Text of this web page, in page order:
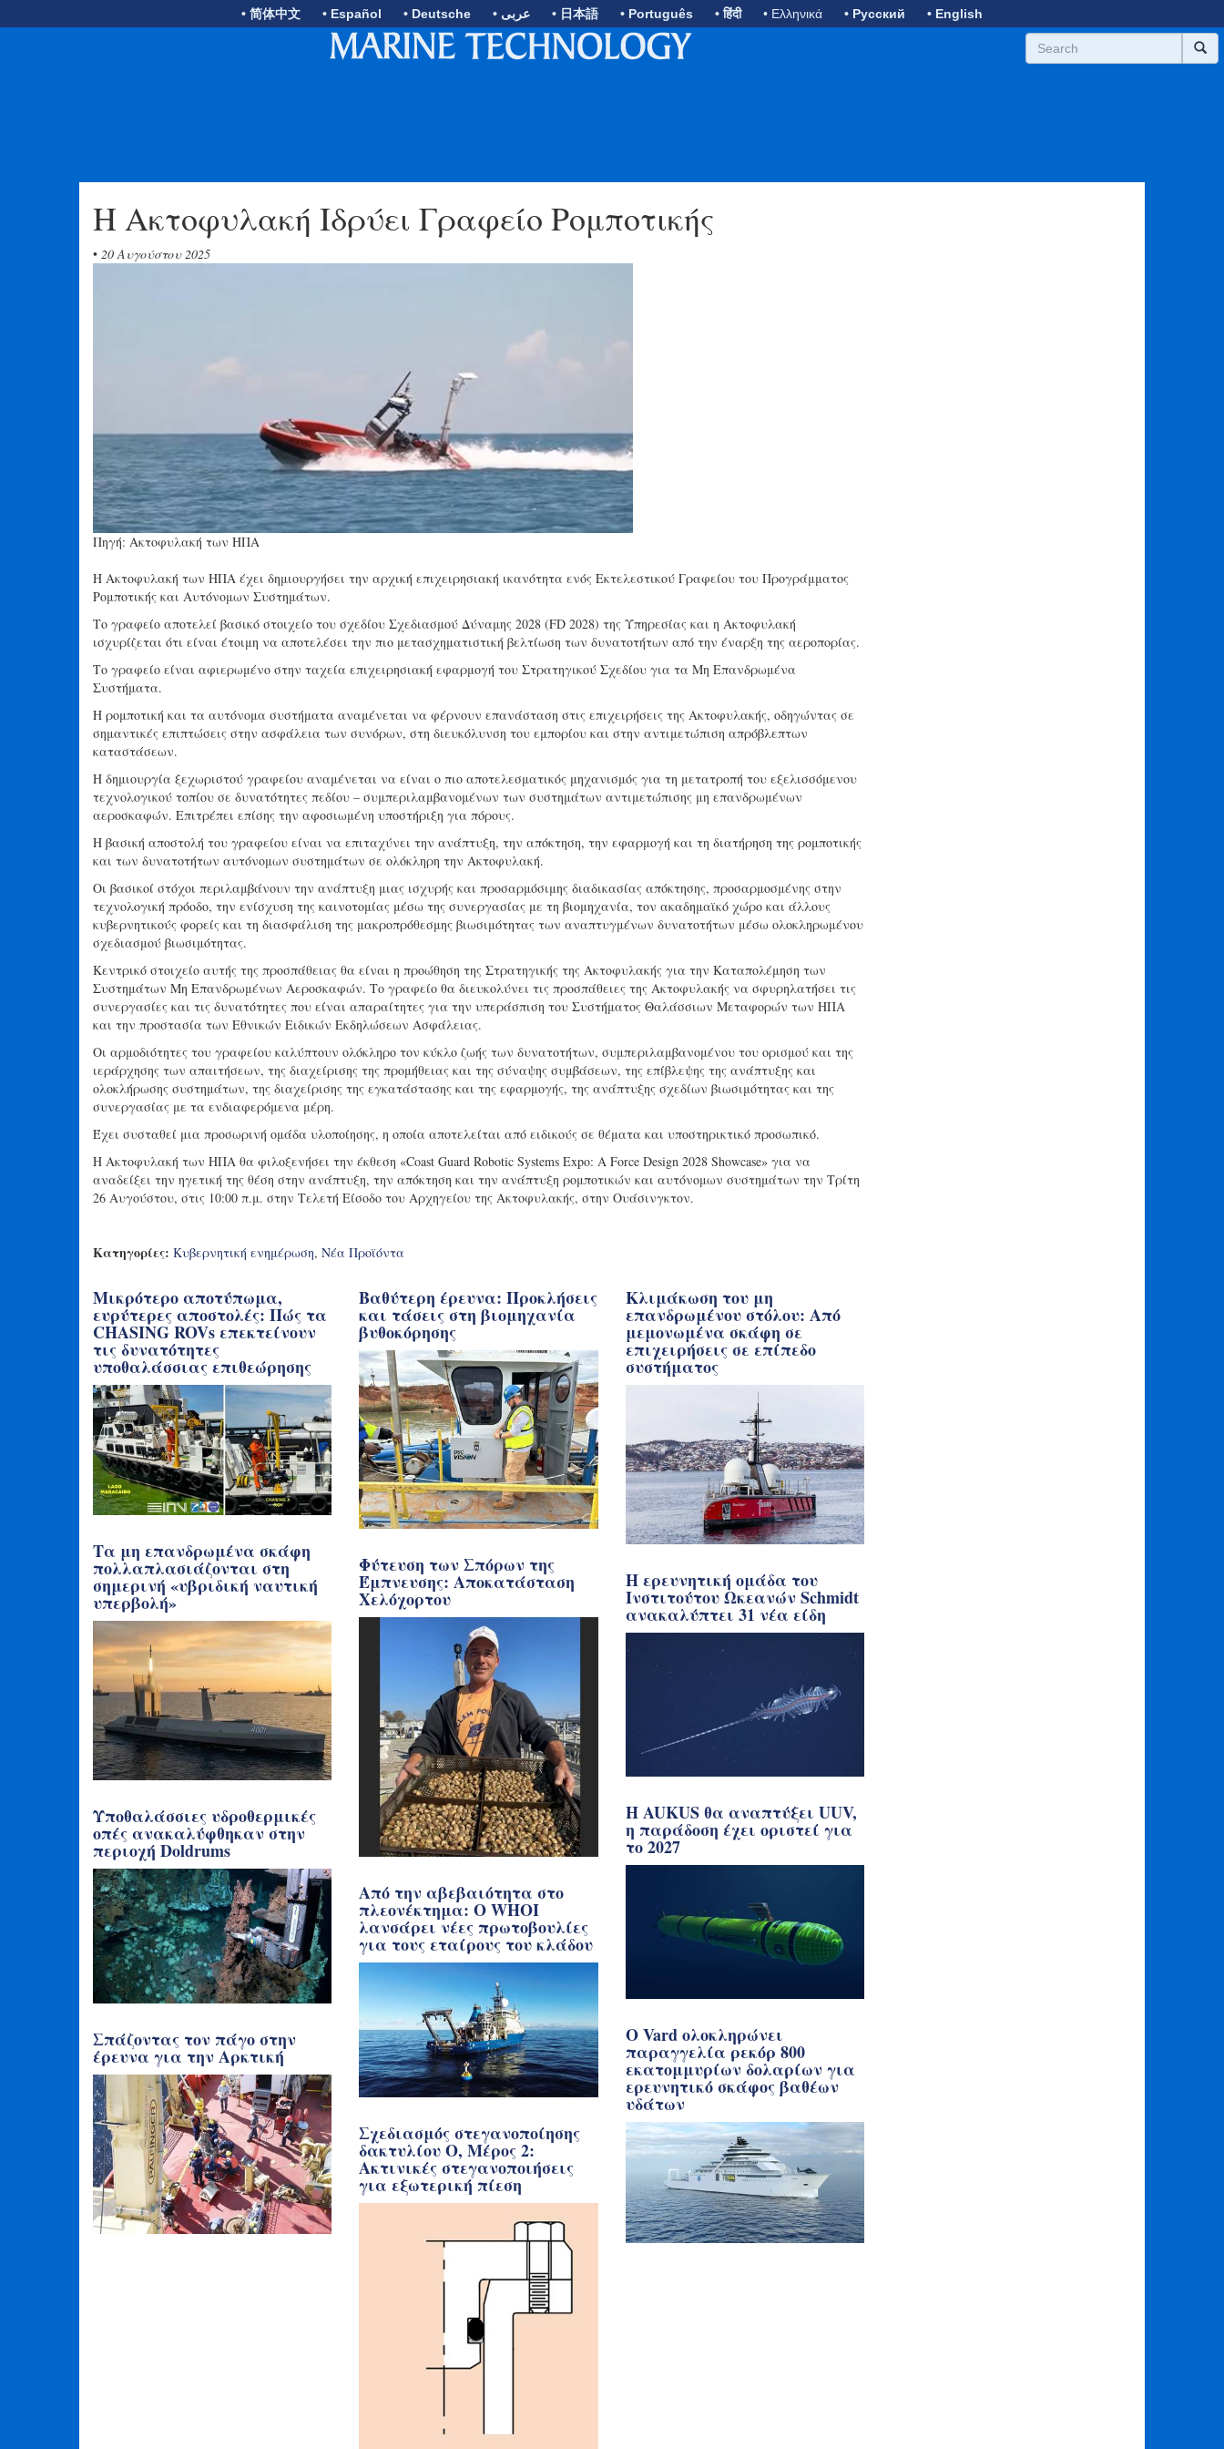
• 简体中文 • Español • Deutsche • عربى • 日本語 • Português • हिंदी • Ελληνικά • Русский • English
Η Ακτοφυλακή Ιδρύει Γραφείο Ρομποτικής
• 20 Αυγούστου 2025
Πηγή: Ακτοφυλακή των ΗΠΑ
Η Ακτοφυλακή των ΗΠΑ έχει δημιουργήσει την αρχική επιχειρησιακή ικανότητα ενός Εκτελεστικού Γραφείου του Προγράμματος
Ρομποτικής και Αυτόνομων Συστημάτων.
Το γραφείο αποτελεί βασικό στοιχείο του σχεδίου Σχεδιασμού Δύναμης 2028 (FD 2028) της Υπηρεσίας και η Ακτοφυλακή
ισχυρίζεται ότι είναι έτοιμη να αποτελέσει την πιο μετασχηματιστική βελτίωση των δυνατοτήτων από την έναρξη της αεροπορίας.
Το γραφείο είναι αφιερωμένο στην ταχεία επιχειρησιακή εφαρμογή του Στρατηγικού Σχεδίου για τα Μη Επανδρωμένα
Συστήματα.
Η ρομποτική και τα αυτόνομα συστήματα αναμένεται να φέρνουν επανάσταση στις επιχειρήσεις της Ακτοφυλακής, οδηγώντας σε
σημαντικές επιπτώσεις στην ασφάλεια των συνόρων, στη διευκόλυνση του εμπορίου και στην αντιμετώπιση απρόβλεπτων
καταστάσεων.
Η δημιουργία ξεχωριστού γραφείου αναμένεται να είναι ο πιο αποτελεσματικός μηχανισμός για τη μετατροπή του εξελισσόμενου
τεχνολογικού τοπίου σε δυνατότητες πεδίου – συμπεριλαμβανομένων των συστημάτων αντιμετώπισης μη επανδρωμένων
αεροσκαφών. Επιτρέπει επίσης την αφοσιωμένη υποστήριξη για πόρους.
Η βασική αποστολή του γραφείου είναι να επιταχύνει την ανάπτυξη, την απόκτηση, την εφαρμογή και τη διατήρηση της ρομποτικής
και των δυνατοτήτων αυτόνομων συστημάτων σε ολόκληρη την Ακτοφυλακή.
Οι βασικοί στόχοι περιλαμβάνουν την ανάπτυξη μιας ισχυρής και προσαρμόσιμης διαδικασίας απόκτησης, προσαρμοσμένης στην
τεχνολογική πρόοδο, την ενίσχυση της καινοτομίας μέσω της συνεργασίας με τη βιομηχανία, τον ακαδημαϊκό χώρο και άλλους
κυβερνητικούς φορείς και τη διασφάλιση της μακροπρόθεσμης βιωσιμότητας των αναπτυγμένων δυνατοτήτων μέσω ολοκληρωμένου
σχεδιασμού βιωσιμότητας.
Κεντρικό στοιχείο αυτής της προσπάθειας θα είναι η προώθηση της Στρατηγικής της Ακτοφυλακής για την Καταπολέμηση των
Συστημάτων Μη Επανδρωμένων Αεροσκαφών. Το γραφείο θα διευκολύνει τις προσπάθειες της Ακτοφυλακής να σφυρηλατήσει τις
συνεργασίες και τις δυνατότητες που είναι απαραίτητες για την υπεράσπιση του Συστήματος Θαλάσσιων Μεταφορών των ΗΠΑ
και την προστασία των Εθνικών Ειδικών Εκδηλώσεων Ασφάλειας.
Οι αρμοδιότητες του γραφείου καλύπτουν ολόκληρο τον κύκλο ζωής των δυνατοτήτων, συμπεριλαμβανομένου του ορισμού και της
ιεράρχησης των απαιτήσεων, της διαχείρισης της προμήθειας και της σύναψης συμβάσεων, της επίβλεψης της ανάπτυξης και
ολοκλήρωσης συστημάτων, της διαχείρισης της εγκατάστασης και της εφαρμογής, της ανάπτυξης σχεδίων βιωσιμότητας και της
συνεργασίας με τα ενδιαφερόμενα μέρη.
Έχει συσταθεί μια προσωρινή ομάδα υλοποίησης, η οποία αποτελείται από ειδικούς σε θέματα και υποστηρικτικό προσωπικό.
Η Ακτοφυλακή των ΗΠΑ θα φιλοξενήσει την έκθεση «Coast Guard Robotic Systems Expo: A Force Design 2028 Showcase» για να
αναδείξει την ηγετική της θέση στην ανάπτυξη, την απόκτηση και την ανάπτυξη ρομποτικών και αυτόνομων συστημάτων την Τρίτη
26 Αυγούστου, στις 10:00 π.μ. στην Τελετή Είσοδο του Αρχηγείου της Ακτοφυλακής, στην Ουάσινγκτον.
Κατηγορίες: Κυβερνητική ενημέρωση, Νέα Προϊόντα
Μικρότερο αποτύπωμα,
ευρύτερες αποστολές: Πώς τα
CHASING ROVs επεκτείνουν
τις δυνατότητες
υποθαλάσσιας επιθεώρησης
Τα μη επανδρωμένα σκάφη
πολλαπλασιάζονται στη
σημερινή «υβριδική ναυτική
υπερβολή»
Υποθαλάσσιες υδροθερμικές
οπές ανακαλύφθηκαν στην
περιοχή Doldrums
Σπάζοντας τον πάγο στην
έρευνα για την Αρκτική
Βαθύτερη έρευνα: Προκλήσεις
και τάσεις στη βιομηχανία
βυθοκόρησης
Φύτευση των Σπόρων της
Έμπνευσης: Αποκατάσταση
Χελόχορτου
Από την αβεβαιότητα στο
πλεονέκτημα: Ο WHOI
λανσάρει νέες πρωτοβουλίες
για τους εταίρους του κλάδου
Σχεδιασμός στεγανοποίησης
δακτυλίου Ο, Μέρος 2:
Ακτινικές στεγανοποιήσεις
για εξωτερική πίεση
Κλιμάκωση του μη
επανδρωμένου στόλου: Από
μεμονωμένα σκάφη σε
επιχειρήσεις σε επίπεδο
συστήματος
Η ερευνητική ομάδα του
Ινστιτούτου Ωκεανών Schmidt
ανακαλύπτει 31 νέα είδη
Η AUKUS θα αναπτύξει UUV,
η παράδοση έχει οριστεί για
το 2027
Ο Vard ολοκληρώνει
παραγγελία ρεκόρ 800
εκατομμυρίων δολαρίων για
ερευνητικό σκάφος βαθέων
υδάτων